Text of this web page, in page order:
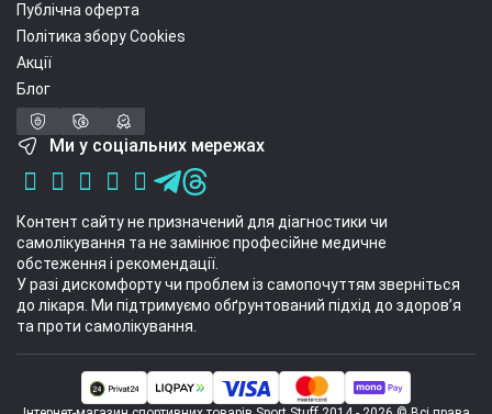
Публічна оферта
Політика збору Cookies
Акції
Блог
Ми у соціальних мережах
Контент сайту не призначений для діагностики чи
самолікування та не замінює професійне медичне
обстеження і рекомендації.
У разі дискомфорту чи проблем із самопочуттям зверніться
до лікаря. Ми підтримуємо обґрунтований підхід до здоров’я
та проти самолікування.